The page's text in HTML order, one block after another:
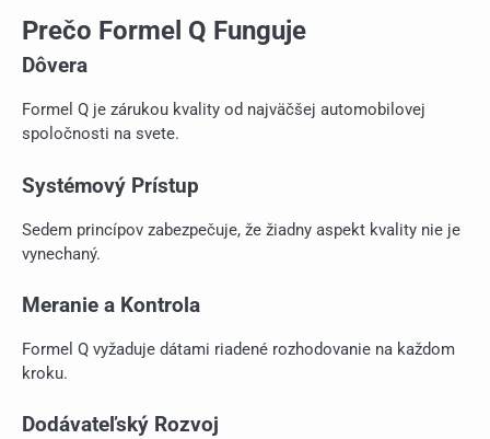
Prečo Formel Q Funguje
Dôvera
Formel Q je zárukou kvality od najväčšej automobilovej
spoločnosti na svete.
Systémový Prístup
Sedem princípov zabezpečuje, že žiadny aspekt kvality nie je
vynechaný.
Meranie a Kontrola
Formel Q vyžaduje dátami riadené rozhodovanie na každom
kroku.
Dodávateľský Rozvoj